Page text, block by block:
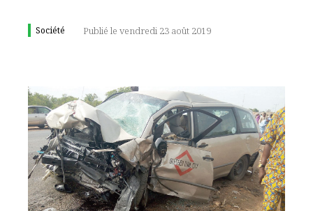
Société Publié le vendredi 23 août 2019